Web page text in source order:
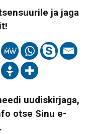
ja jaga
uudiskirjaga,
otse Sinu e-